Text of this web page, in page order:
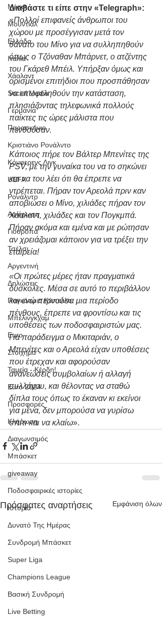
Μέσσι
Μουντιάλ
Ελλάδα
Ιταλία
Χάαλαντ
Social Media
Γερμανία
Παρασκήνιο
Κριστιάνο Ρονάλντο
Κόνφερενς Λιγκ
UEFA
Ρονάλντο
Αφιέρωση
Γιουρόπα
Τσέλσι
Αργεντινή
Δηλώσεις
Παγκόσμιο Κύπελλο
Μπέλινγκχαμ
Euro
Στοίχημα
Ταμεία - Κέρδη!
Euro 2024
Προσφορές
Κλήρωση
Διαγωνσιμός
Μπάσκετ
giveaway
Ποδοσφαιρικές ιστορίες
Ιστορία
Δυνατό Της Ημέρας
Συνδρομή Μπάσκετ
Super Liga
Champions League
Βασική Συνδρομή
Live Betting
Διαβάστε τι είπε στην «Telegraph»:
«Πολλοί επιφανείς άνθρωποι του
χώρου με προσέγγισαν μετά τον
θάνατο του Μίνο για να συλληπηθούν
όπως ο Τζόναθαν Μπάρνετ, ο ατζέντης
του Γκάρεθ Μπέιλ. Υπήρξαν όμως και
ορισμένοι επιτήδιοι που προσπάθησαν
να επωφεληθούν την κατάσταση,
πλησιάζοντας τηλεφωνικά πολλούς
παίκτες τις ώρες μάλιστα που
πενθούσαν.
Κάποιος πήρε τον Βάλτερ Μπενίτες της
PSV, με την γυναίκα του να το σηκώνει
και να του λέει ότι θα έπρεπε να
ντρέπεται. Πήραν τον Αρεολά πριν καν
αποβιώσει ο Μίνο, χιλιάδες πήραν τον
Χάαλαντ, χιλιάδες και τον Πογκμπά.
Πήραν ακόμα και εμένα και με ρώτησαν
αν χρειάζομαι κάποιον για να τρέξει την
εταιρεία!
«Οι πρώτες μέρες ήταν πραγματικά
δύσκολες. Μέσα σε αυτό το περιβάλλον
και ενώ περνούσα μια περίοδο
πένθους, έπρεπε να φροντίσω και τις
υποθέσεις των ποδοσφαιριστών μας.
Για παράδειγμα ο Μικιταριάν, ο
Μπενίτες και ο Αρεολά είχαν υποθέσεις
που έτρεχαν και αφορούσαν
ανανεώσεις συμβολαίων ή αλλαγή
συλλόγου, και θέλοντας να σταθώ
δίπλα τους όπως το έκαναν κι εκείνοι
για μένα, δεν μπορούσα να γυρίσω
σπίτι και να κλαίω».
Πρόσφατες αναρτήσεις Εμφάνιση όλων